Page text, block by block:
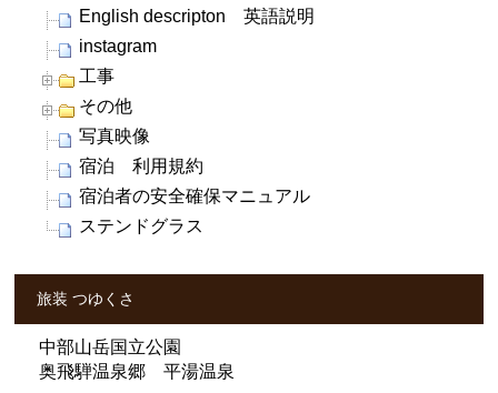
English descripton 英語説明
instagram
工事
その他
写真映像
宿泊 利用規約
宿泊者の安全確保マニュアル
ステンドグラス
旅装 つゆくさ
中部山岳国立公園
奥飛騨温泉郷 平湯温泉